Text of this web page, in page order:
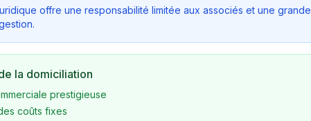
offre une responsabilité limitée aux associés et une grande
la domiciliation
prestigieuse
coûts fixes